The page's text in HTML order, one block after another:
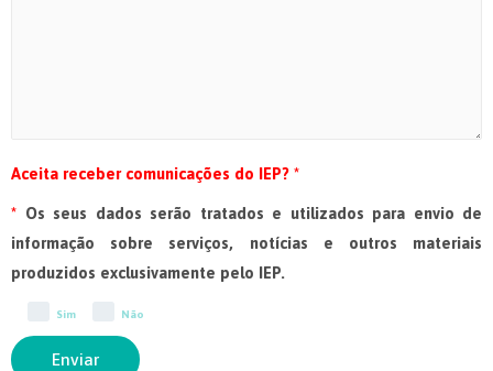
Aceita receber comunicações do IEP? *
* Os seus dados serão tratados e utilizados para envio de
informação sobre serviços, notícias e outros materiais
produzidos exclusivamente pelo IEP.
Sim Não
Enviar